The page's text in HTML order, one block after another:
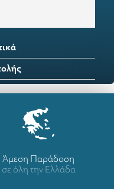
Άμεση Παράδοση
σε όλη την Ελλάδα